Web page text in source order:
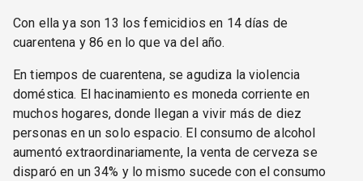
Con ella ya son 13 los femicidios en 14 días de
cuarentena y 86 en lo que va del año.
En tiempos de cuarentena, se agudiza la violencia
doméstica. El hacinamiento es moneda corriente en
muchos hogares, donde llegan a vivir más de diez
personas en un solo espacio. El consumo de alcohol
aumentó extraordinariamente, la venta de cerveza se
disparó en un 34% y lo mismo sucede con el consumo